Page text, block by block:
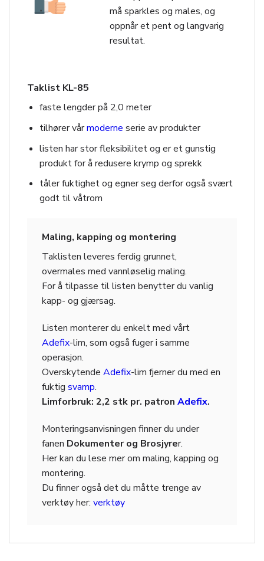
må sparkles og males, og
oppnår et pent og langvarig
resultat.
Taklist KL-85
faste lengder på 2,0 meter
tilhører vårmoderne serie av produkter
listen har stor fleksibilitet og er et gunstig
produkt for å redusere krymp og sprekk
tåler fuktighet og egner seg derfor også svært
godt til våtrom
Maling, kapping og montering
Taklisten leveres ferdig grunnet,
overmales med vannløselig maling.
For å tilpasse til listen benytter du vanlig
kapp- og gjærsag.
Listen monterer du enkelt med vårt
Adefix-lim, som også fuger i samme
operasjon.
Overskytende Adefix-lim fjerner du med en
fuktig svamp.
Limforbruk: 2,2 stk pr. patron Adefix.
Monteringsanvisningen finner du under
fanen Dokumenter og Brosjyrer.
Her kan du lese mer om maling, kapping og
montering.
Du finner også det du måtte trenge av
verktøy her: verktøy